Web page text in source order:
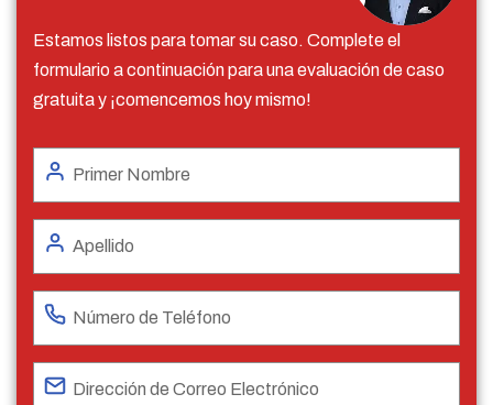
Estamos listos para tomar su caso. Complete el
formulario a continuación para una evaluación de caso
gratuita y ¡comencemos hoy mismo!